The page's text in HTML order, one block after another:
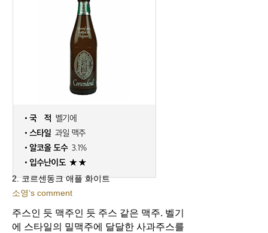
2. 코르센동크 애플 화이트
소영‘s comment
주스인 듯 맥주인 듯 주스 같은 맥주. 벨기
에 스타일의 밀맥주에 달달한 사과주스를